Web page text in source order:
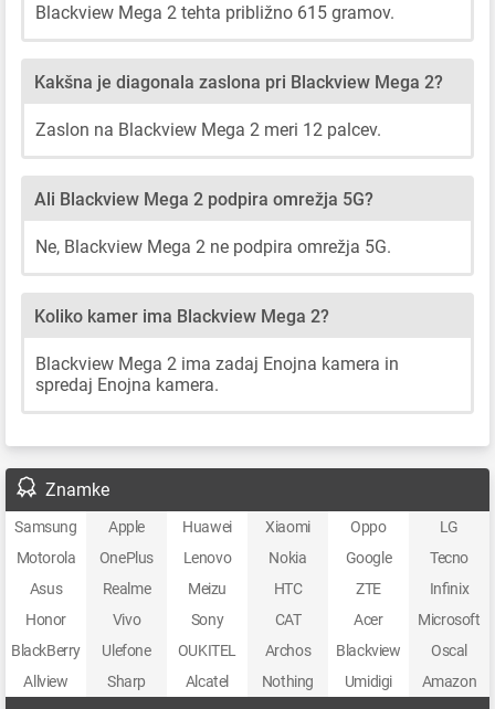
Blackview Mega 2 tehta približno 615 gramov.
Kakšna je diagonala zaslona pri Blackview Mega 2?
Zaslon na Blackview Mega 2 meri 12 palcev.
Ali Blackview Mega 2 podpira omrežja 5G?
Ne, Blackview Mega 2 ne podpira omrežja 5G.
Koliko kamer ima Blackview Mega 2?
Blackview Mega 2 ima zadaj Enojna kamera in
spredaj Enojna kamera.
Znamke
Samsung Apple Huawei Xiaomi Oppo
LG
Motorola
OnePlus Lenovo Nokia Google
Tecno
Asus
Realme Meizu HTC ZTE
Infinix
Honor
Vivo Sony CAT Acer
Microsoft
BlackBerry
Ulefone OUKITEL Archos Blackview
Oscal
Allview
Sharp Alcatel Nothing Umidigi Amazon